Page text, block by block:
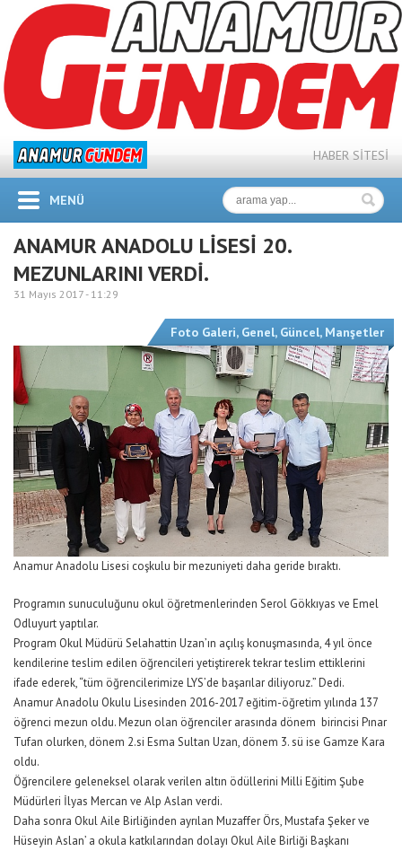
HABER SİTESİ
MENÜ
ANAMUR ANADOLU LİSESİ 20.
MEZUNLARINI VERDİ.
31 Mayıs 2017 - 11:29
Foto Galeri, Genel, Güncel, Manşetler
Anamur Anadolu Lisesi coşkulu bir mezuniyeti daha geride bıraktı.
Programın sunuculuğunu okul öğretmenlerinden Serol Gökkıyas ve Emel
Odluyurt yaptılar.
Program Okul Müdürü Selahattin Uzan’ın açılış konuşmasında, 4 yıl önce
kendilerine teslim edilen öğrencileri yetiştirerek tekrar teslim ettiklerini
ifade ederek, “tüm öğrencilerimize LYS’de başarılar diliyoruz.” Dedi.
Anamur Anadolu Okulu Lisesinden 2016-2017 eğitim-öğretim yılında 137
öğrenci mezun oldu. Mezun olan öğrenciler arasında dönem birincisi Pınar
Tufan olurken, dönem 2.si Esma Sultan Uzan, dönem 3. sü ise Gamze Kara
oldu.
Öğrencilere geleneksel olarak verilen altın ödüllerini Milli Eğitim Şube
Müdürleri İlyas Mercan ve Alp Aslan verdi.
Daha sonra Okul Aile Birliğinden ayrılan Muzaffer Örs, Mustafa Şeker ve
Hüseyin Aslan’ a okula katkılarından dolayı Okul Aile Birliği Başkanı